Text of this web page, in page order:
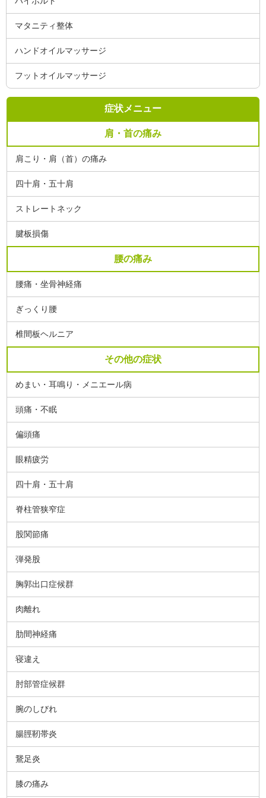
マタニティ整体
ハンドオイルマッサージ
フットオイルマッサージ
症状メニュー
肩・首の痛み
肩こり・肩（首）の痛み
四十肩・五十肩
ストレートネック
腱板損傷
腰の痛み
腰痛・坐骨神経痛
ぎっくり腰
椎間板ヘルニア
その他の症状
めまい・耳鳴り・メニエール病
頭痛・不眠
偏頭痛
眼精疲労
四十肩・五十肩
脊柱管狭窄症
股関節痛
弾発股
胸郭出口症候群
肉離れ
肋間神経痛
寝違え
肘部管症候群
腕のしびれ
腸脛靭帯炎
鵞足炎
膝の痛み